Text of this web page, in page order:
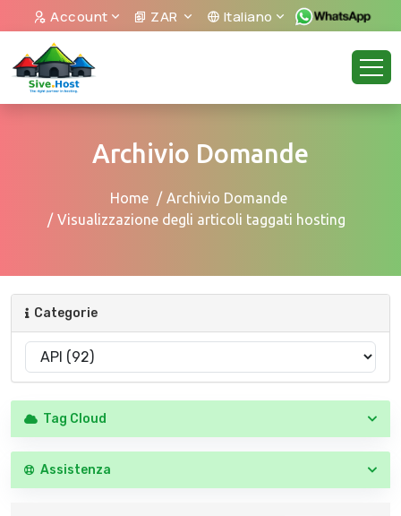
Account ZAR Italiano
Archivio Domande
Home
Archivio Domande
Visualizzazione degli articoli taggati hosting
Categorie
Tag Cloud
Assistenza